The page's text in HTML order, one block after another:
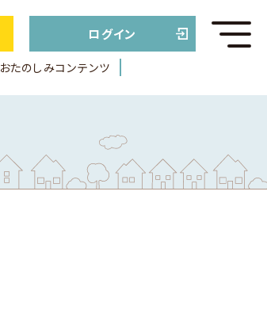
おたのしみコンテンツ
ログイン